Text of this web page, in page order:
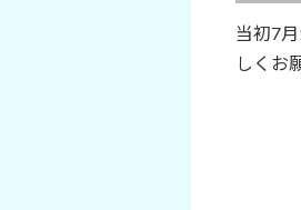
当初7
しくお